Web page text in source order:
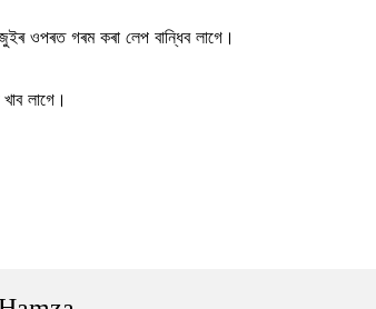
ওপৰত গৰম কৰা লেপ বান্ধিব লাগে।
লাগে।